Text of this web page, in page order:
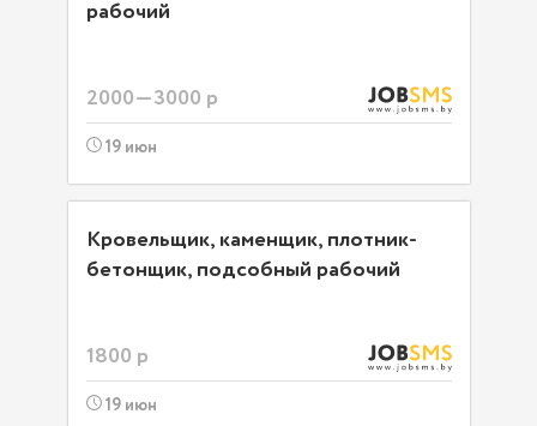
рабочий
2000—3000 р
19 июн
Кровельщик, каменщик, плотник-
бетонщик, подсобный рабочий
1800 р
19 июн